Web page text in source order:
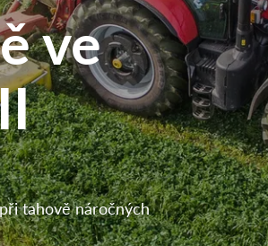
ve
tahově náročných